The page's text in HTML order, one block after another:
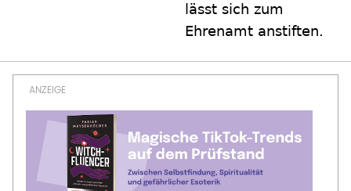
lässt sich zum
Ehrenamt anstiften.